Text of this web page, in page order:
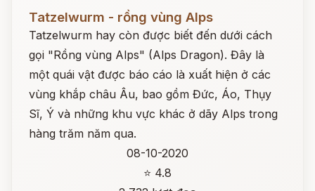
Tatzelwurm - rồng vùng Alps
Tatzelwurm hay còn được biết đến dưới cách
gọi "Rồng vùng Alps" (Alps Dragon). Đây là
một quái vật được báo cáo là xuất hiện ở các
vùng khắp châu Âu, bao gồm Đức, Áo, Thụy
Sĩ, Ý và những khu vực khác ở dãy Alps trong
hàng trăm năm qua.
08-10-2020
⭐ 4.8